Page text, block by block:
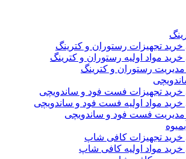
خرید تجهیزات رستوران و کترینگ
خرید مواد اولیه رستوران و کترینگ
رستوران و کترینگ
خرید تجهیزات فست فود و ساندویچی
خرید مواد اولیه فست فود و ساندویچی
فست فود و ساندویچی
خرید تجهیزات کافی شاپ
خرید مواد اولیه کافی‌ شاپ‌